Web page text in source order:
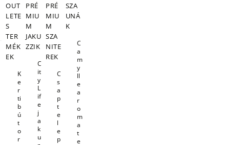
OUT
LETE
S
TER
MÉK
EK
K
e
r
ti
b
ú
t
o
r
PRÉ
MIU
M
JAKU
ZZIK
C
it
y
L
if
e
j
a
k
u
PRÉ
MIU
M
SZA
NITE
REK
C
s
a
p
t
e
l
e
p
SZA
UNÁ
K
C
a
m
y
ll
e
a
r
o
m
a
t
e